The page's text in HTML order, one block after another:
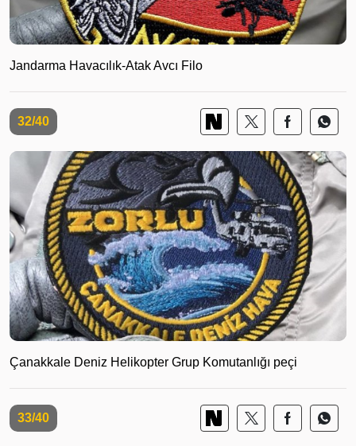
Jandarma Havacılık-Atak Avcı Filo
32/40
Çanakkale Deniz Helikopter Grup Komutanlığı peçi
33/40